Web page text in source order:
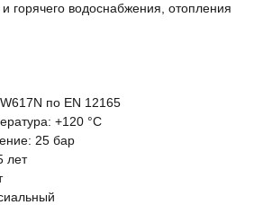
горячего водоснабжения, отопления
по EN 12165
+120 °C
25 бар
лет